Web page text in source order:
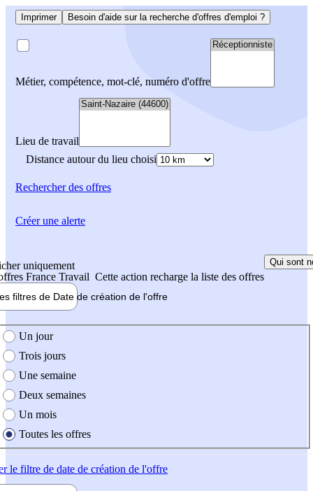
Imprimer Besoin d'aide sur la recherche d'offres d'emploi ?
Métier, compétence, mot-clé, numéro d'offre
Lieu de travail
Distance autour du lieu choisi
Rechercherdes offres
uniquement
France Travail Cette action recharge la liste des offres
Qui sont
filtres de Date de création de l'offre
création de l'offre
Un jour
Trois jours
Une semaine
Deux semaines
Un mois
Toutes les offres
le filtre de date de création de l'offre
Créer une alerte